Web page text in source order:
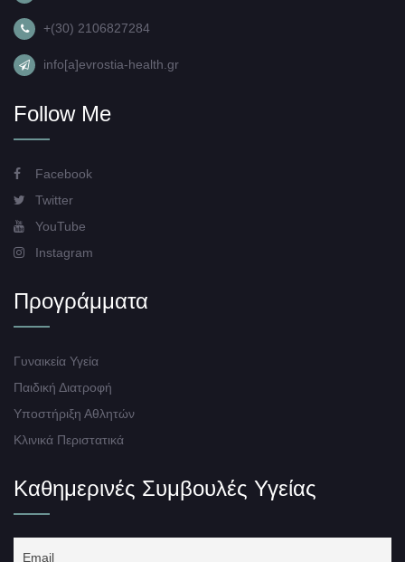
+(30) 2106827284
info[a]evrostia-health.gr
Follow Me
Facebook
Twitter
YouTube
Instagram
Προγράμματα
Γυναικεία Υγεία
Παιδική Διατροφή
Υποστήριξη Αθλητών
Κλινικά Περιστατικά
Καθημερινές Συμβουλές Υγείας